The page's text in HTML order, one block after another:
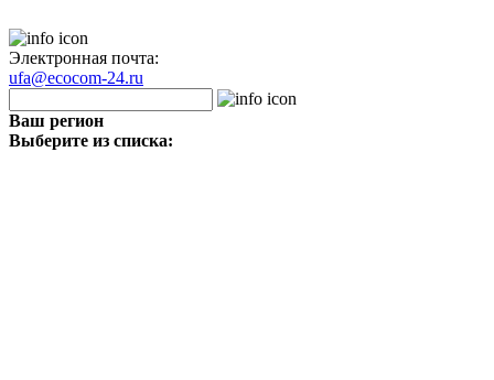
Электронная почта:
ufa@ecocom-24.ru
Ваш регион
Выберите из списка: